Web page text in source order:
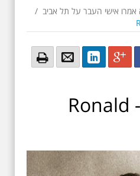
אישי העבר על תל אביב /
Facebook
Google+
LinkedIn
Email
Email
רונלד סטורס - Ronald